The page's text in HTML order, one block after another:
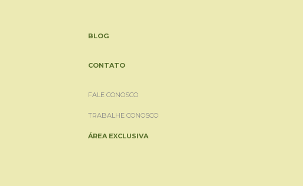
BLOG
CONTATO
FALE CONOSCO
TRABALHE CONOSCO
ÁREA EXCLUSIVA